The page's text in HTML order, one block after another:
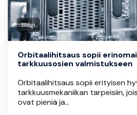
Blogi
Orbitaalihitsaus sopii
tarkkuusosien valmistukseen
Orbitaalihitsaus sopii erityisen
tarkkuusmekaniikan tarpeisiin,
ovat pieniä ja...